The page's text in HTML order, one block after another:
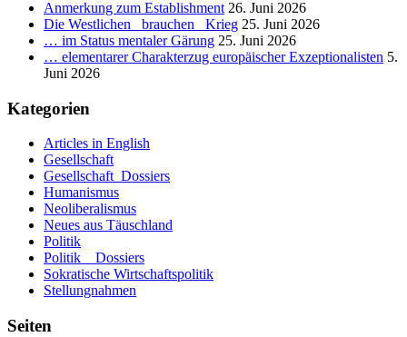
Anmerkung zum Establishment 26. Juni 2026
Die Westlichen _brauchen_ Krieg 25. Juni 2026
… im Status mentaler Gärung 25. Juni 2026
… elementarer Charakterzug europäischer Exzeptionalisten 5.
Juni 2026
Kategorien
Articles in English
Gesellschaft
Gesellschaft_Dossiers
Humanismus
Neoliberalismus
Neues aus Täuschland
Politik
Politik _ Dossiers
Sokratische Wirtschaftspolitik
Stellungnahmen
Seiten